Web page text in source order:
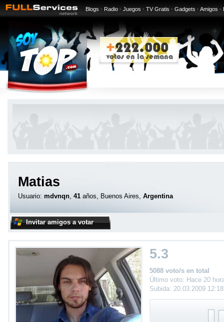
Blogs · Radio · Juegos · TV Gratis · Gadgets · Amigos ·
Matias
Usuario: mdvnqn, 41 años, Buenos Aires, Argentina
Invitar amigos a votar
5.3
5088 voto/s en total
Último voto: Hace 20
Subida: 20.03.2009